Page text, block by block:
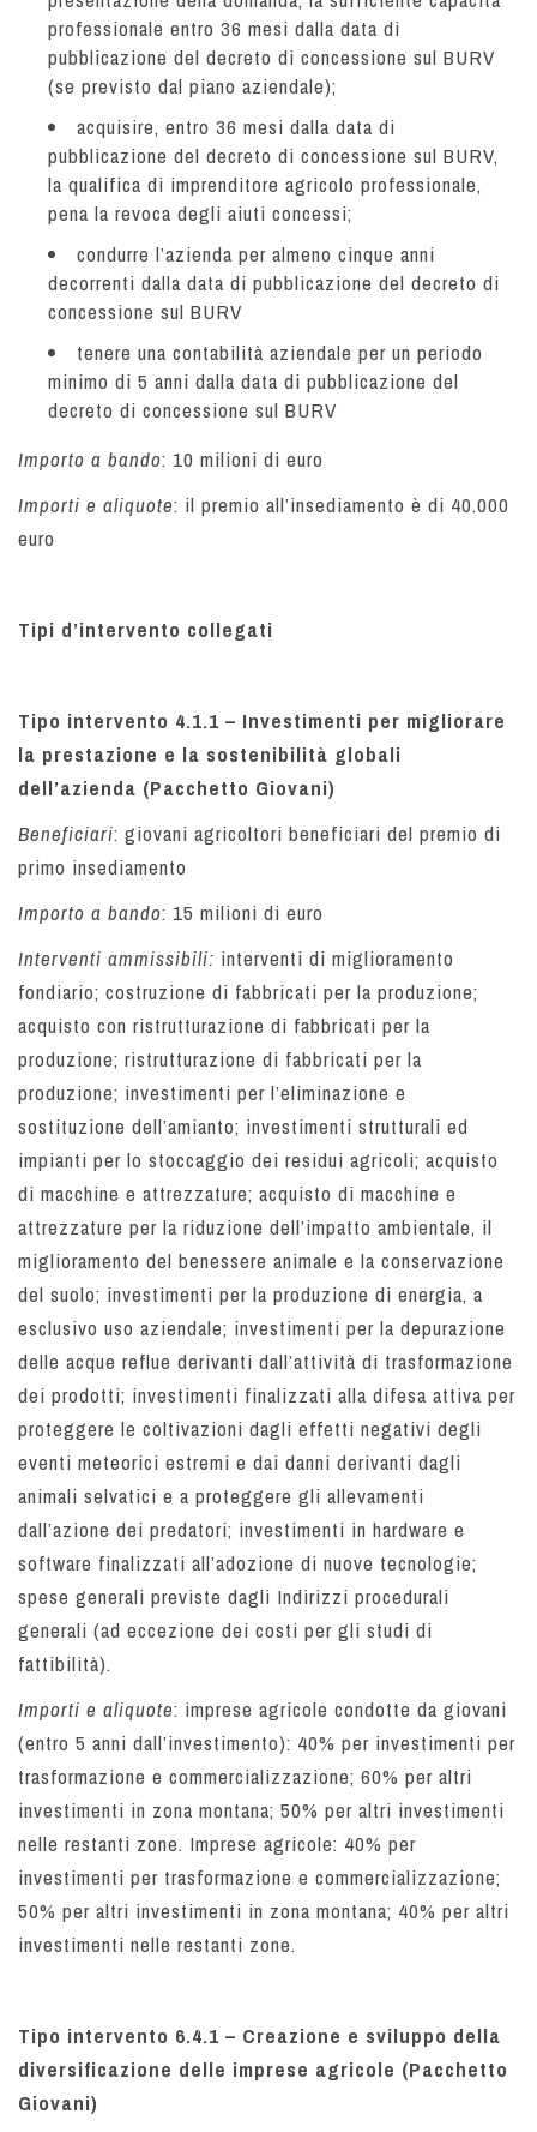
professionale entro 36 mesi dalla data di
pubblicazione del decreto di concessione sul BURV
(se previsto dal piano aziendale);
acquisire, entro 36 mesi dalla data di
pubblicazione del decreto di concessione sul BURV,
la qualifica di imprenditore agricolo professionale,
pena la revoca degli aiuti concessi;
condurre l’azienda per almeno cinque anni
decorrenti dalla data di pubblicazione del decreto di
concessione sul BURV
tenere una contabilità aziendale per un periodo
minimo di 5 anni dalla data di pubblicazione del
decreto di concessione sul BURV
Importo a bando: 10 milioni di euro
Importi e aliquote: il premio all’insediamento è di 40.000
euro
Tipi d’intervento collegati
Tipo intervento 4.1.1 – Investimenti per migliorare
la prestazione e la sostenibilità globali
dell’azienda (Pacchetto Giovani)
Beneficiari: giovani agricoltori beneficiari del premio di
primo insediamento
Importo a bando: 15 milioni di euro
Interventi ammissibili: interventi di miglioramento
fondiario; costruzione di fabbricati per la produzione;
acquisto con ristrutturazione di fabbricati per la
produzione; ristrutturazione di fabbricati per la
produzione; investimenti per l’eliminazione e
sostituzione dell’amianto; investimenti strutturali ed
impianti per lo stoccaggio dei residui agricoli; acquisto
di macchine e attrezzature; acquisto di macchine e
attrezzature per la riduzione dell’impatto ambientale, il
miglioramento del benessere animale e la conservazione
del suolo; investimenti per la produzione di energia, a
esclusivo uso aziendale; investimenti per la depurazione
delle acque reflue derivanti dall’attività di trasformazione
dei prodotti; investimenti finalizzati alla difesa attiva per
proteggere le coltivazioni dagli effetti negativi degli
eventi meteorici estremi e dai danni derivanti dagli
animali selvatici e a proteggere gli allevamenti
dall’azione dei predatori; investimenti in hardware e
software finalizzati all’adozione di nuove tecnologie;
spese generali previste dagli Indirizzi procedurali
generali (ad eccezione dei costi per gli studi di
fattibilità).
Importi e aliquote: imprese agricole condotte da giovani
(entro 5 anni dall’investimento): 40% per investimenti per
trasformazione e commercializzazione; 60% per altri
investimenti in zona montana; 50% per altri investimenti
nelle restanti zone. Imprese agricole: 40% per
investimenti per trasformazione e commercializzazione;
50% per altri investimenti in zona montana; 40% per altri
investimenti nelle restanti zone.
Tipo intervento 6.4.1 – Creazione e sviluppo della
diversificazione delle imprese agricole (Pacchetto
Giovani)